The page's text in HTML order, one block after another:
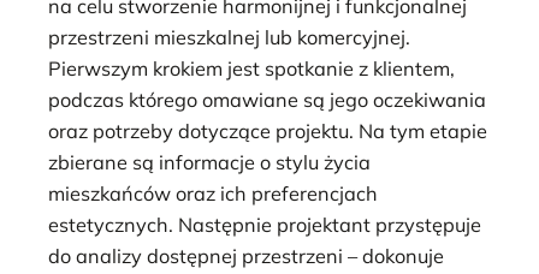
na celu stworzenie harmonijnej i funkcjonalnej
przestrzeni mieszkalnej lub komercyjnej.
Pierwszym krokiem jest spotkanie z klientem,
podczas którego omawiane są jego oczekiwania
oraz potrzeby dotyczące projektu. Na tym etapie
zbierane są informacje o stylu życia
mieszkańców oraz ich preferencjach
estetycznych. Następnie projektant przystępuje
do analizy dostępnej przestrzeni – dokonuje